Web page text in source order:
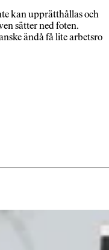
kan upprätthållas och
sätter ned foten.
ändå få lite arbetsro